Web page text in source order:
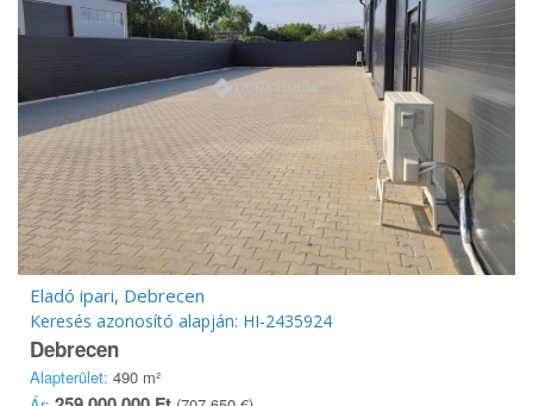
Eladó ipari, Debrecen
Keresés azonosító alapján: HI-2435924
Debrecen
Alapterület: 490 m²